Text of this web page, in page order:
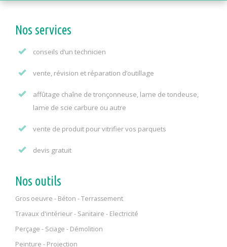
Nos services
conseils d’un technicien
vente, révision et réparation d’outillage
affûtage chaîne de tronçonneuse, lame de tondeuse,
lame de scie carbure ou autre
vente de produit pour vitrifier vos parquets
devis gratuit
Nos outils
Gros oeuvre - Béton - Terrassement
Travaux d'intérieur - Sanitaire - Electricité
Perçage - Sciage - Démolition
Peinture - Projection